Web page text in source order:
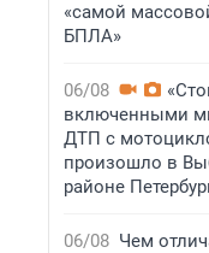
«самой
БПЛА»
06/08
включенными
ДТП с
произошло в
районе
06/08 Чем